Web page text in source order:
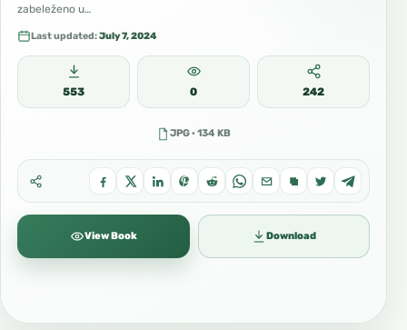
zabeleženo u…
Last updated:July 7, 2024
553 0 242
JPG · 134 KB
View Book Download